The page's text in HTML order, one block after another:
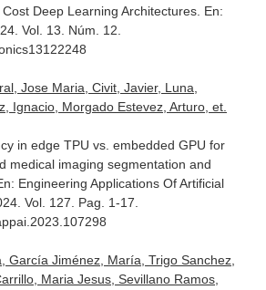
Deep Learning Architectures. En:
Vol. 13. Núm. 12.
Jose Maria, Civit, Javier, Luna,
Ignacio, Morgado Estevez, Arturo, et.
in edge TPU vs. embedded GPU for
medical imaging segmentation and
Engineering Applications Of Artificial
Vol. 127. Pag. 1-17.
García Jiménez, María, Trigo Sanchez,
Maria Jesus, Sevillano Ramos,